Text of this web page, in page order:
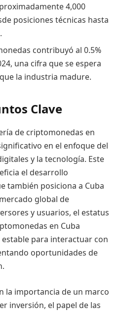
4,000
posiciones técnicas hasta
contribuyó al 0.5%
una cifra que se espera
la industria madure.
Clave
de criptomonedas en
en el enfoque del
y la tecnología. Este
el desarrollo
también posiciona a Cuba
global de
y usuarios, el estatus
en Cuba
para interactuar con
oportunidades de
la importancia de un marco
inversión, el papel de las